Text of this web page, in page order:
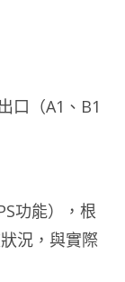
口（A1、B1
功能），根
況，與實際